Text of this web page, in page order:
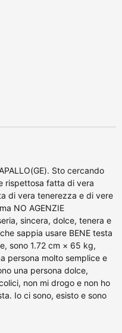
Sto cercando
rispettosa fatta di vera
di vera tenerezza e di vere
NO AGENZIE
sincera, dolce, tenera e
sappia usare BENE testa
sono 1.72 cm × 65 kg,
persona molto semplice e
una persona dolce,
non mi drogo e non ho
Io ci sono, esisto e sono